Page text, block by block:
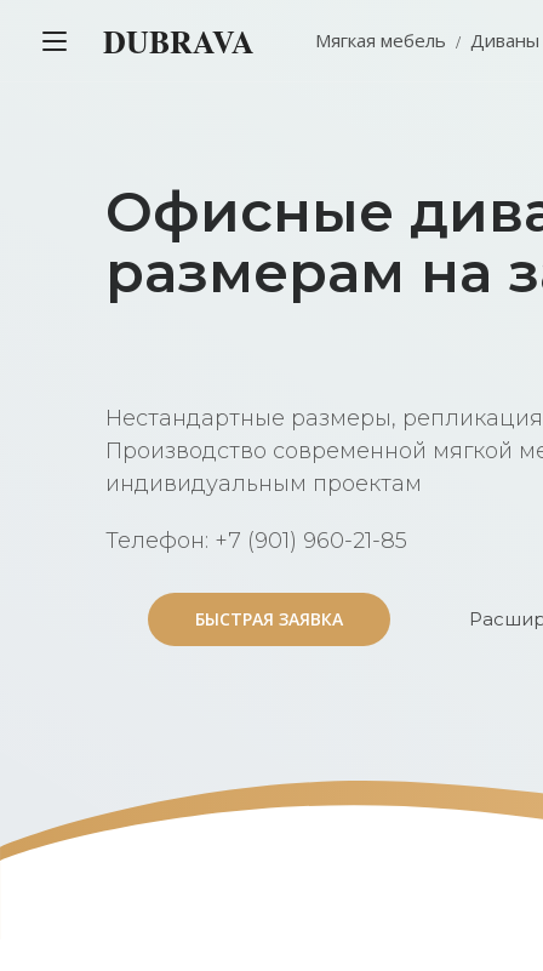
Офисные
размерам на
Нестандартные размеры,
Производство современной мягкой
индивидуальным проектам
Телефон: +7 (901) 960-21-85
БЫСТРАЯ ЗАЯВКА
БЫСТРАЯ ЗАЯВКА
DUBRAVA Мягкая мебель Диваны